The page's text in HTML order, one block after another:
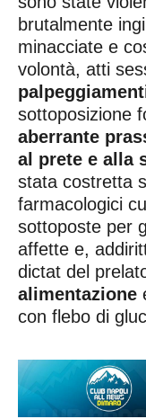
brutalmente
minacciate e
volontà, atti
sottoposizione
aberrante
al prete e alla
stata costretta
farmacologici
sottoposte per
affette e,
dictat del
alimentazione
con flebo di